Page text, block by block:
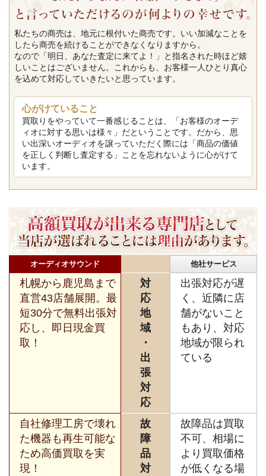
私たちの商売は、地元に根付いた商売です。いい加減なことを
したら商売を続けることができなくなりますから。
なので「明日、あなた査定に来てよ！」と指名された時ほど嬉
しいことはございません。これからも、お客様一人ひとり真心
を込めて対応していきたいと思っています。
心がけていること
買取りをやっていて一番感じることは、「お客様のオーデ
ィオに対する思いは様々」だということです。だから、思
い出深いオーディオを譲っていただく際には「商品の価値
を正しく判断し査定する」ことを忘れないように心がけて
います。
オーディオサウンド 他社サービス
札幌から鹿児島まで
直営43店舗展開。最
短30分で無料出張対
応し、即日現金買
取！
対
応
地
域
・
出
張
対
応
出張対応が遅
く、近隣に店
舗がないこと
もあり、対応
地域が限られ
ている
自社修理工房で壊れ
た機器も再生可能な
ため高価買取を実
現！
故
障
品
対
故障品は買取
不可、相場に
より買取価格
が低くなる場